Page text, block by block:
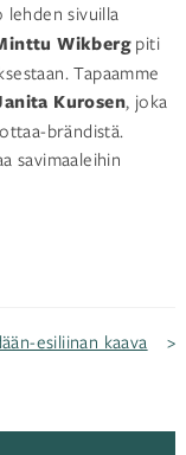
lehden sivuilla
Wikberg piti
Tapaamme
Kurosen, joka
brändistä.
savimaaleihin
esiliinan kaava